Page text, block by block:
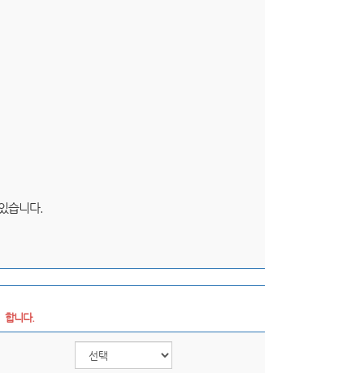
습니다.
합니다.